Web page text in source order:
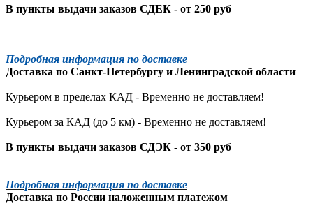
В пункты выдачи заказов СДЕК - от 250 руб
Подробная информация по доставке
Доставка по Санкт-Петербургу и Ленинградской области
Курьером в пределах КАД - Временно не доставляем!
Курьером за КАД (до 5 км) - Временно не доставляем!
В пункты выдачи заказов СДЭК - от 350 руб
Подробная информация по доставке
Доставка по России наложенным платежом